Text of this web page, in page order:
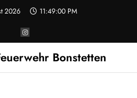
2026 11:49:00 PM
Bonstetten